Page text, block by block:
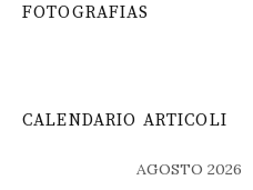
FOTOGRAFIAS
CALENDARIO ARTICOLI
AGOSTO 2026